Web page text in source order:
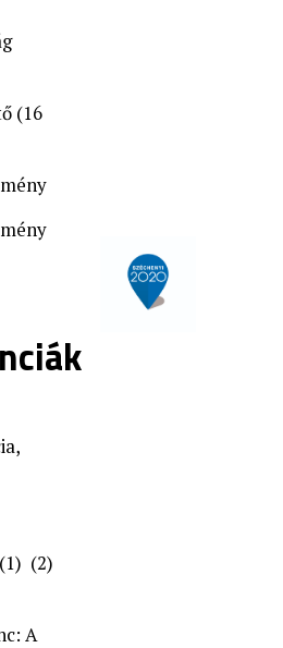
(16
(1) (2)
A